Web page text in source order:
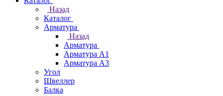
Назад
Каталог
Арматура
Назад
Арматура
Арматура А1
Арматура А3
Угол
Швеллер
Балка